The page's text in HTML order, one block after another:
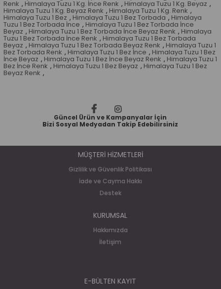
Renk , Himalaya Tuzu 1 Kg. İnce Renk , Himalaya Tuzu 1 Kg. Beyaz ,
Himalaya Tuzu 1 Kg. Beyaz Renk , Himalaya Tuzu 1 Kg. Renk ,
Himalaya Tuzu 1 Bez , Himalaya Tuzu 1 Bez Torbada , Himalaya
Tuzu 1 Bez Torbada İnce , Himalaya Tuzu 1 Bez Torbada İnce
Beyaz , Himalaya Tuzu 1 Bez Torbada İnce Beyaz Renk , Himalaya
Tuzu 1 Bez Torbada İnce Renk , Himalaya Tuzu 1 Bez Torbada
Beyaz , Himalaya Tuzu 1 Bez Torbada Beyaz Renk , Himalaya Tuzu 1
Bez Torbada Renk , Himalaya Tuzu 1 Bez İnce , Himalaya Tuzu 1 Bez
İnce Beyaz , Himalaya Tuzu 1 Bez İnce Beyaz Renk , Himalaya Tuzu 1
Bez İnce Renk , Himalaya Tuzu 1 Bez Beyaz , Himalaya Tuzu 1 Bez
Beyaz Renk ,
Güncel Ürün ve Kampanyalar İçin
Bizi Sosyal Medyadan Takip Edebilirsiniz
MÜŞTERİ HİZMETLERİ
Gizlilik ve Güvenlik Politikası
İade ve Cayma Hakkı
Destek
KURUMSAL
Hakkımızda
İletişim
E-BÜLTEN KAYIT